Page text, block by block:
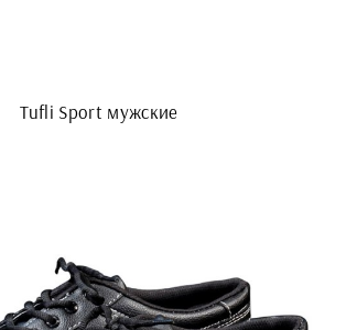
Tufli Sport мужские